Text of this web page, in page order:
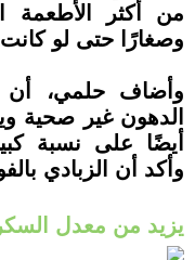
من أكثر الأطعمة
وصغارًا حتى لو
وأضاف حلمي، أن
الدهون غير صحية
أيضًا على نسبة
وأكد أن الزبادي
يزيد من معدل